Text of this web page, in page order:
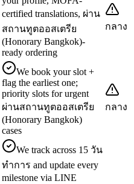
certified translations, ผ่าน
สถานทูตออสเตรีย
(Honorary Bangkok)-
ready ordering
กลาง
We book your slot +
flag the earliest one;
priority slots for urgent
ผ่านสถานทูตออสเตรีย
(Honorary Bangkok)
cases
กลาง
We track across 15 วัน
ทำการ and update every
milestone via LINE